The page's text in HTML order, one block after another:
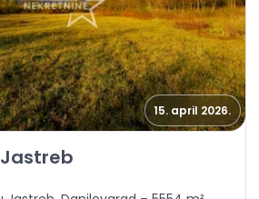
15. april 2026.
Danilovgrad, Jastreb